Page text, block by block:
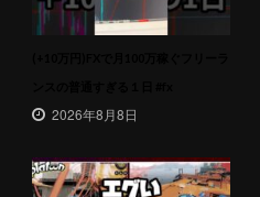
2026年8月8日